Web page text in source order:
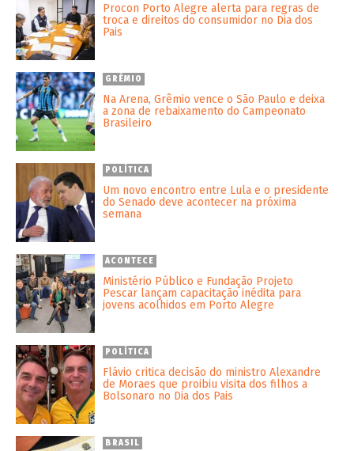
Procon Porto Alegre alerta para regras de
troca e direitos do consumidor no Dia dos
Pais
GRÊMIO
Na Arena, Grêmio vence o São Paulo e deixa
a zona de rebaixamento do Campeonato
Brasileiro
POLÍTICA
Um novo encontro entre Lula e o presidente
do Senado deve acontecer na próxima
semana
ACONTECE
Ministério Público e Fundação Projeto
Pescar lançam capacitação inédita para
jovens acolhidos em Porto Alegre
POLÍTICA
Flávio critica decisão do ministro Alexandre
de Moraes que proibiu visita dos filhos a
Bolsonaro no Dia dos Pais
BRASIL